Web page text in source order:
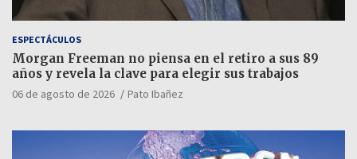
ESPECTÁCULOS
Morgan Freeman no piensa en el retiro a sus 89
años y revela la clave para elegir sus trabajos
06 de agosto de 2026 Pato Ibañez